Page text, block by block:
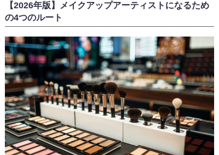
【2026年版】メイクアップアーティストになるため
の4つのルート